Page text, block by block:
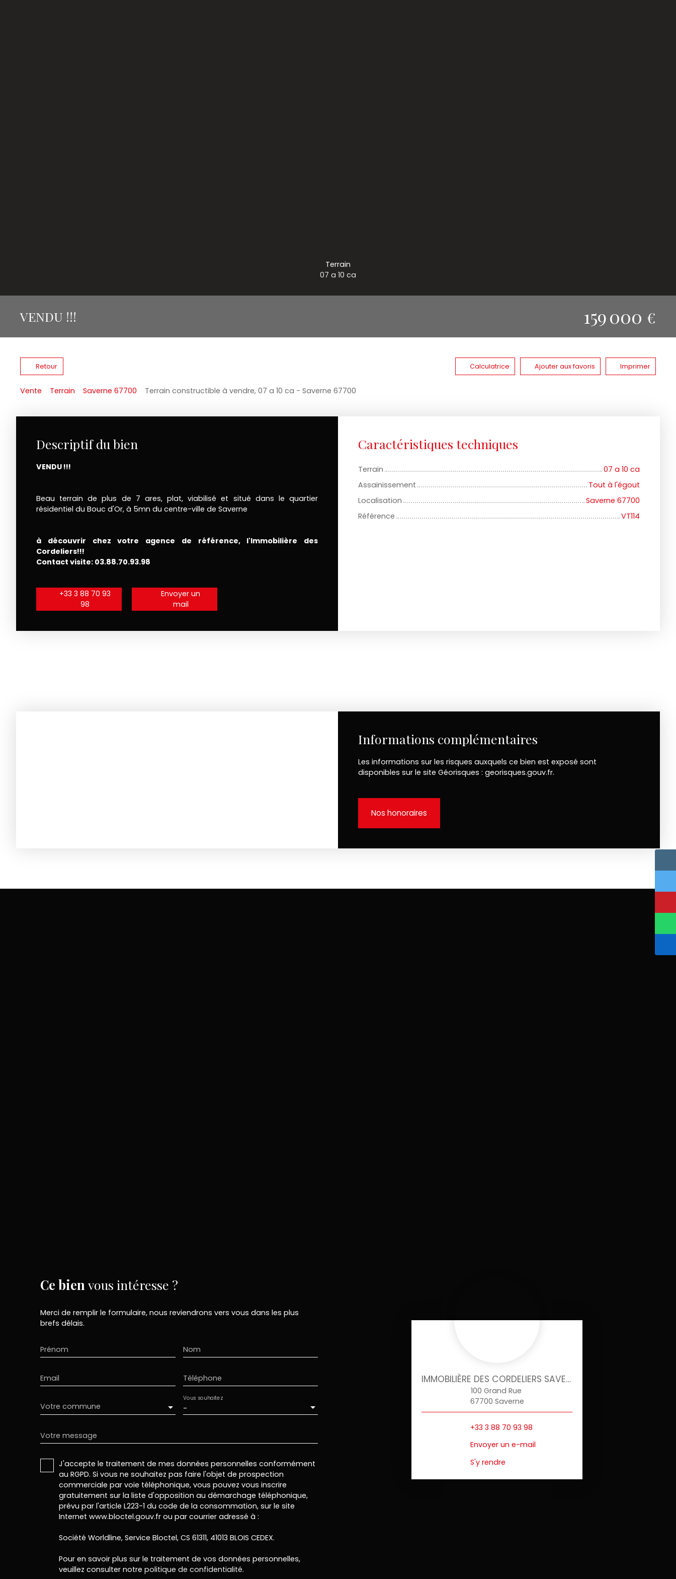
Terrain
07 a 10 ca
VENDU !!! 159 000 €
Retour Calculatrice Ajouter aux favoris Imprimer
Vente Terrain Saverne 67700 Terrain constructible à vendre, 07 a 10 ca - Saverne 67700
Descriptif du bien
VENDU !!!
Beau terrain de plus de 7 ares, plat, viabilisé et situé dans le quartier
résidentiel du Bouc d'Or, à 5mn du centre-ville de Saverne
à découvrir chez votre agence de référence, l'Immobilière des
Cordeliers!!!
Contact visite: 03.88.70.93.98
+33 3 88 70 93
98
Envoyer un
mail
Caractéristiques techniques
Terrain
07 a 10 ca
Assainissement
Tout à l'égout
Localisation
Saverne 67700
Référence
VT114
Informations complémentaires
Les informations sur les risques auxquels ce bien est exposé sont
disponibles sur le site Géorisques : georisques.gouv.fr.
Nos honoraires
Ce bien vous intéresse ?
Merci de remplir le formulaire, nous reviendrons vers vous dans les plus
brefs délais.
Prénom Nom
Email Téléphone
Votre commune -
Vous souhaitez
Votre message
J'accepte le traitement de mes données personnelles conformément
au RGPD. Si vous ne souhaitez pas faire l'objet de prospection
commerciale par voie téléphonique, vous pouvez vous inscrire
gratuitement sur la liste d'opposition au démarchage téléphonique,
prévu par l'article L223-1 du code de la consommation, sur le site
Internet www.bloctel.gouv.fr ou par courrier adressé à :
Société Worldline, Service Bloctel, CS 61311, 41013 BLOIS CEDEX.
Pour en savoir plus sur le traitement de vos données personnelles,
veuillez consulter notre politique de confidentialité.
IMMOBILIÈRE DES CORDELIERS SAVERNE
100 Grand Rue
67700 Saverne
+33 3 88 70 93 98
Envoyer un e-mail
S'y rendre